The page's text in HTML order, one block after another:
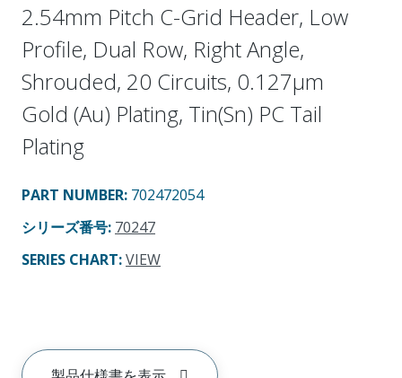
2.54mm Pitch C-Grid Header, Low
Profile, Dual Row, Right Angle,
Shrouded, 20 Circuits, 0.127µm
Gold (Au) Plating, Tin(Sn) PC Tail
Plating
PART NUMBER: 702472054
シリーズ番号: 70247
SERIES CHART:VIEW